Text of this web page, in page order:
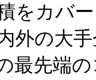
をカバ
外の大
最先端